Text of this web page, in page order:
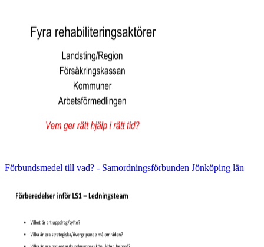
Förbundsmedel till vad? - Samordningsförbunden Jönköping län